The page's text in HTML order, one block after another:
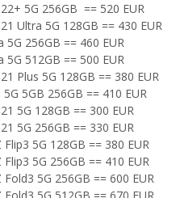
5G 256GB == 520 EUR
Ultra 5G 128GB == 430 EUR
5G 256GB == 460 EUR
5G 512GB == 500 EUR
Plus 5G 128GB == 380 EUR
5GB 256GB == 410 EUR
5G 128GB == 300 EUR
5G 256GB == 330 EUR
5G 128GB == 380 EUR
5G 256GB == 410 EUR
5G 256GB == 600 EUR